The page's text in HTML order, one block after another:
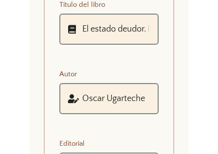
Título del libro
Autor
Editorial